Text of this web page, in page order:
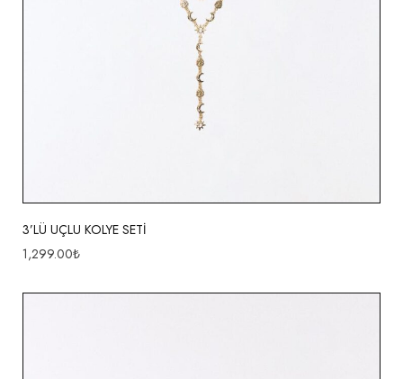
3’LÜ UÇLU KOLYE SETİ
1,299.00₺